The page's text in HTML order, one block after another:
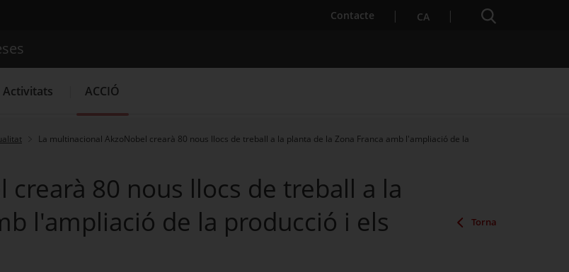
Contacte . Obre en una nova finestra.
CA Cercador
Cercador
Activitats ACCIÓ
La multinacional AkzoNobel crearà 80 nous llocs de treball a la planta de la Zona Franca amb l'ampliació de la
80 nous llocs de treball a la
l'ampliació de la producció i els
Torna